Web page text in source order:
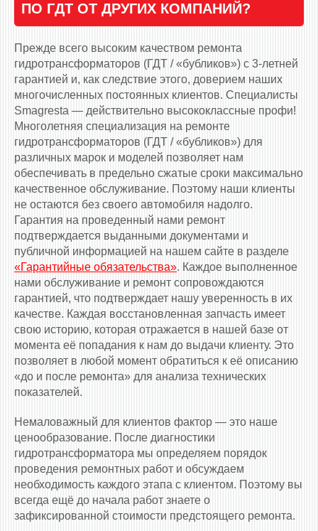
ПО ГДТ ОТ ДРУГИХ КОМПАНИЙ?
Прежде всего высоким качеством ремонта
гидротрансформаторов (ГДТ / «бубликов») с 3-летней
гарантией и, как следствие этого, доверием наших
многочисленных постоянных клиентов. Специалисты
Smagresta — действительно высококлассные профи!
Многолетняя специализация на ремонте
гидротрансформаторов (ГДТ / «бубликов») для
различных марок и моделей позволяет нам
обеспечивать в предельно сжатые сроки максимально
качественное обслуживание. Поэтому наши клиенты
не остаются без своего автомобиля надолго.
Гарантия на проведенный нами ремонт
подтверждается выданными документами и
публичной информацией на нашем сайте в разделе
«Гарантийные обязательства». Каждое выполненное
нами обслуживание и ремонт сопровождаются
гарантией, что подтверждает нашу уверенность в их
качестве. Каждая восстановленная запчасть имеет
свою историю, которая отражается в нашей базе от
момента её попадания к нам до выдачи клиенту. Это
позволяет в любой момент обратиться к её описанию
«до и после ремонта» для анализа технических
показателей.
Немаловажный для клиентов фактор — это наше
ценообразование. После диагностики
гидротрансформатора мы определяем порядок
проведения ремонтных работ и обсуждаем
необходимость каждого этапа с клиентом. Поэтому вы
всегда ещё до начала работ знаете о
зафиксированной стоимости предстоящего ремонта.